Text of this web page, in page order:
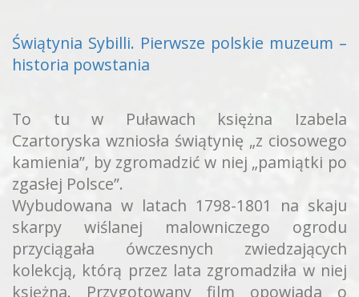
Świątynia Sybilli. Pierwsze polskie muzeum –
historia powstania
To tu w Puławach księżna Izabela
Czartoryska wzniosła świątynię „z ciosowego
kamienia”, by zgromadzić w niej „pamiątki po
zgasłej Polsce”.
Wybudowana w latach 1798-1801 na skaju
skarpy wiślanej malowniczego ogrodu
przyciągała ówczesnych zwiedzających
kolekcją, którą przez lata zgromadziła w niej
księżna. Przygotowany film opowiada o